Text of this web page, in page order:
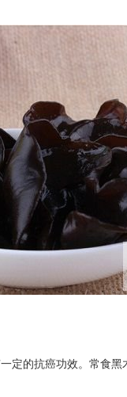
定的抗癌功效。常食